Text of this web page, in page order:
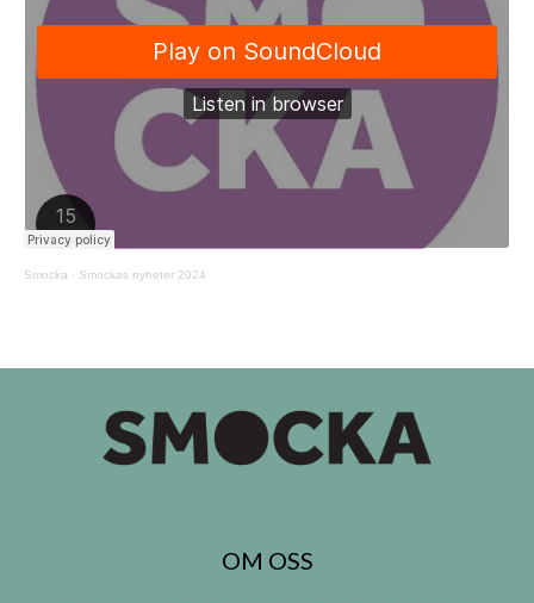
Smocka · Smockas nyheter 2024
OM OSS